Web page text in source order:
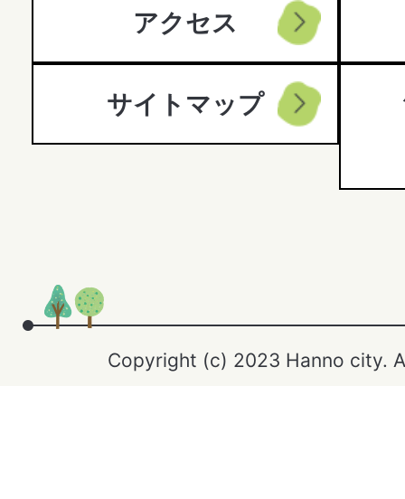
アクセス
サイトマップ
Copyright (c) 2023 Hanno city.